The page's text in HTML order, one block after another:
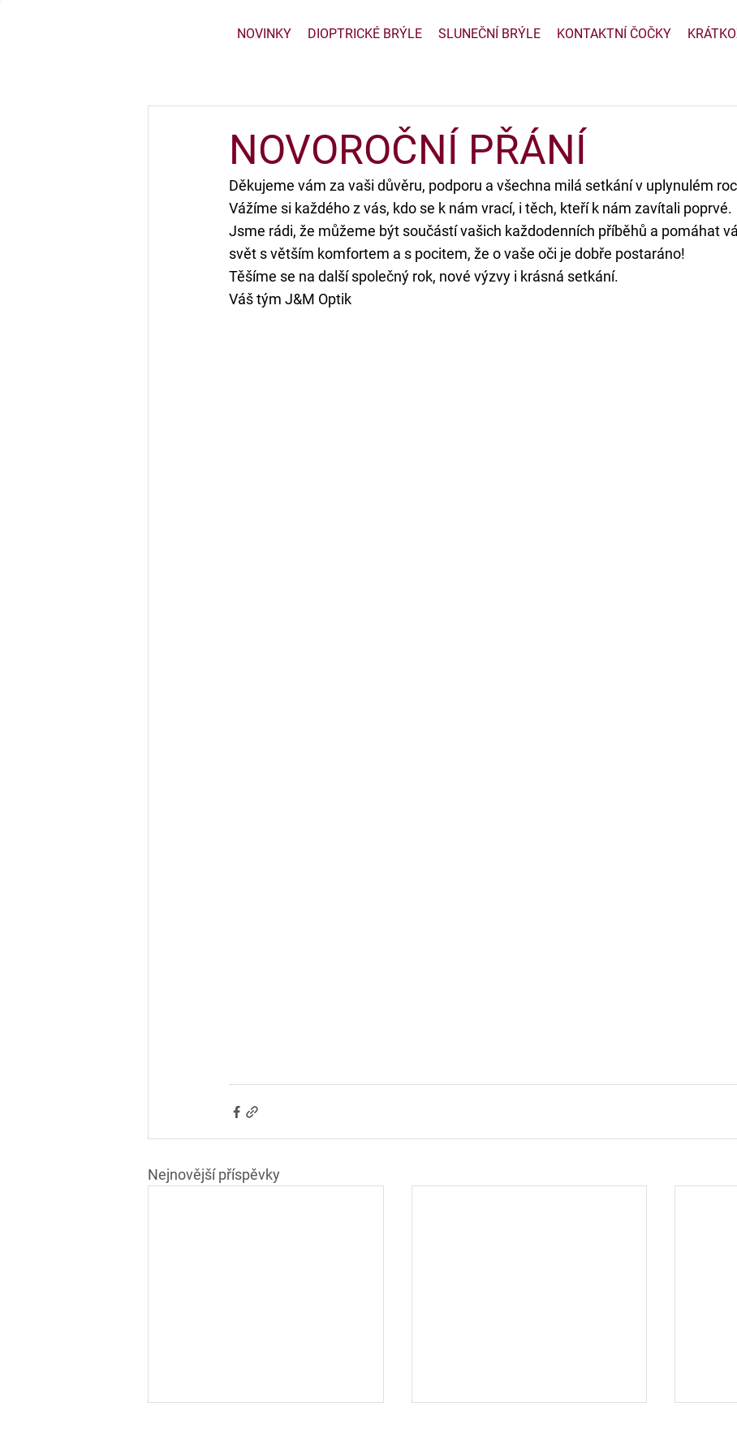
NOVINKY DIOPTRICKÉ BRÝLE SLUNEČNÍ BRÝLE KONTAKTNÍ ČOČKY
NOVOROČNÍ PŘÁNÍ
Děkujeme vám za vaši důvěru, podporu a všechna milá setkání v uplynulém
Vážíme si každého z vás, kdo se k nám vrací, i těch, kteří k nám zavítali poprvé.
Jsme rádi, že můžeme být součástí vašich každodenních příběhů a pomáhat
svět s větším komfortem a s pocitem, že o vaše oči je dobře postaráno!
Těšíme se na další společný rok, nové výzvy i krásná setkání.
Váš tým J&M Optik
Nejnovější příspěvky